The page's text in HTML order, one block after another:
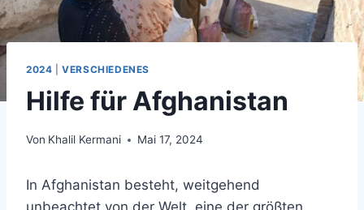
2024 |VERSCHIEDENES
Hilfe für Afghanistan
Von Khalil Kermani Mai 17, 2024
In Afghanistan besteht, weitgehend